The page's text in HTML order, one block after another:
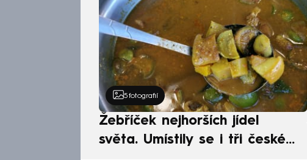
5 fotografií
Žebříček nejhorších jídel
světa. Umístily se i tři české